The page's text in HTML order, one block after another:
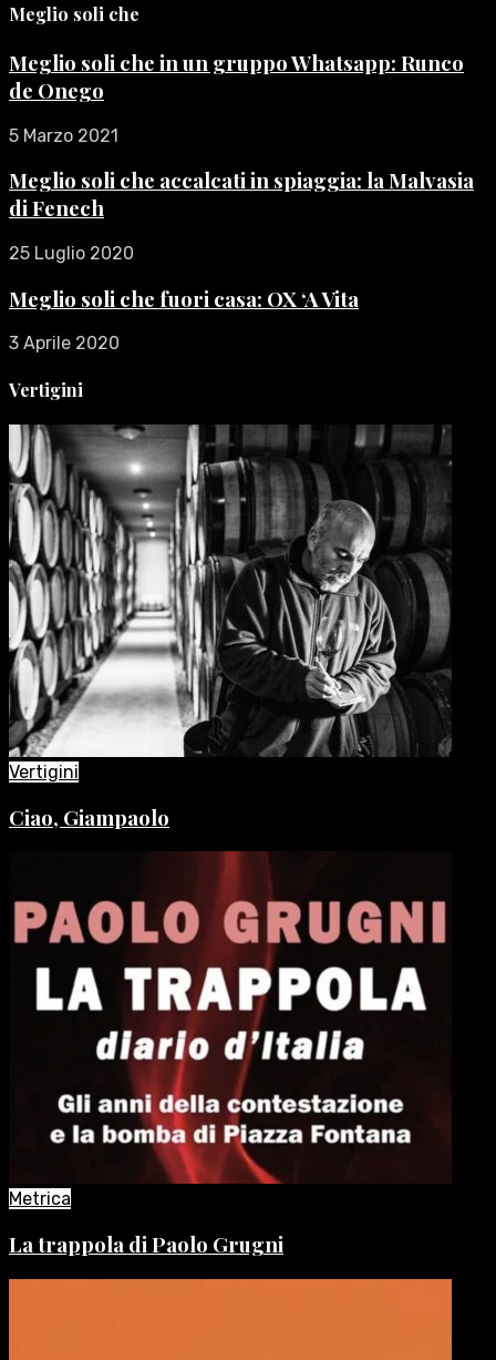
Meglio soli che
Meglio soli che in un gruppo Whatsapp: Runco
de Onego
5 Marzo 2021
Meglio soli che accalcati in spiaggia: la Malvasia
di Fenech
25 Luglio 2020
Meglio soli che fuori casa: OX ‘A Vita
3 Aprile 2020
Vertigini
Vertigini
Ciao, Giampaolo
Metrica
La trappola di Paolo Grugni